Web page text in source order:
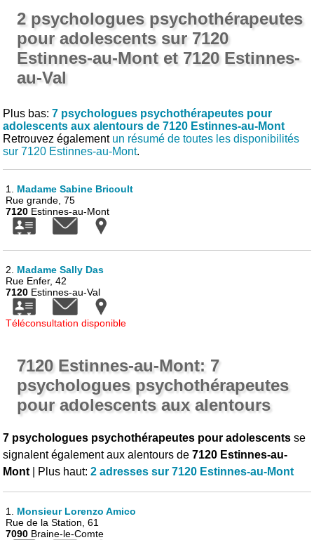
2 psychologues psychothérapeutes
pour adolescents sur 7120
Estinnes-au-Mont et 7120 Estinnes-
au-Val
Plus bas:7 psychologues psychothérapeutes pour
adolescents aux alentours de 7120 Estinnes-au-Mont
Retrouvez également un résumé de toutes les disponibilités
sur 7120 Estinnes-au-Mont.
1. Madame Sabine Bricoult
Rue grande, 75
7120 Estinnes-au-Mont
2. Madame Sally Das
Rue Enfer, 42
7120 Estinnes-au-Val
Téléconsultation disponible
7120 Estinnes-au-Mont: 7
psychologues psychothérapeutes
pour adolescents aux alentours
7 psychologues psychothérapeutes pour adolescents se
signalent également aux alentours de7120 Estinnes-au-
Mont | Plus haut:2 adresses sur 7120 Estinnes-au-Mont
1. Monsieur Lorenzo Amico
Rue de la Station, 61
7090 Braine-le-Comte